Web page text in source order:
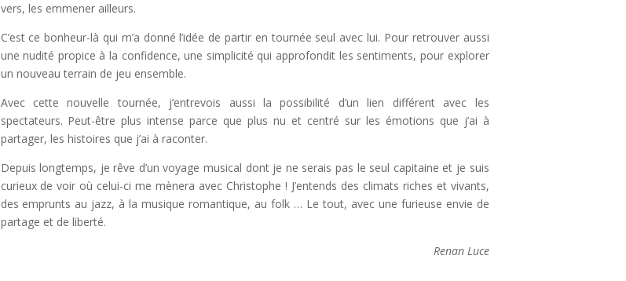
vers, les emmener ailleurs.
C’est ce bonheur-là qui m’a donné l’idée de partir en tournée seul avec lui. Pour retrouver aussi
une nudité propice à la confidence, une simplicité qui approfondit les sentiments, pour explorer
un nouveau terrain de jeu ensemble.
Avec cette nouvelle tournée, j’entrevois aussi la possibilité d’un lien différent avec les
spectateurs. Peut-être plus intense parce que plus nu et centré sur les émotions que j’ai à
partager, les histoires que j’ai à raconter.
Depuis longtemps, je rêve d’un voyage musical dont je ne serais pas le seul capitaine et je suis
curieux de voir où celui-ci me mènera avec Christophe ! J’entends des climats riches et vivants,
des emprunts au jazz, à la musique romantique, au folk … Le tout, avec une furieuse envie de
partage et de liberté.
Renan Luce